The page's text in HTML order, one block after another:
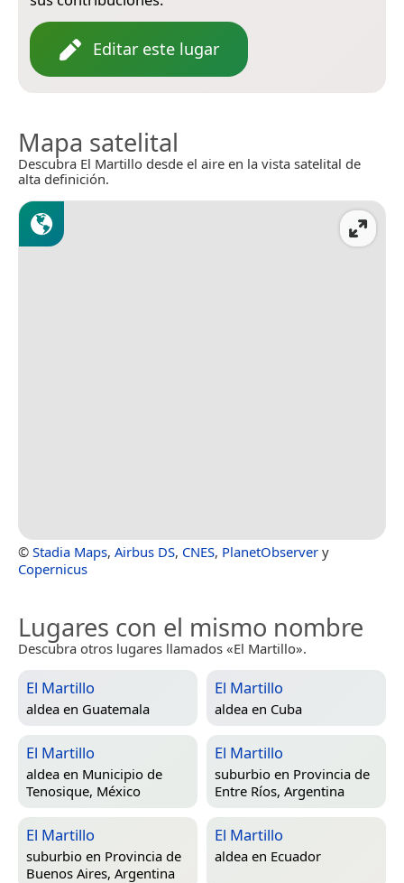
Editar este lugar
Mapa satelital
Descubra El Martillo desde el aire en la vista satelital de
alta definición.
© Stadia Maps, Airbus DS, CNES, PlanetObserver y
Copernicus
Lugares con el mismo nombre
Descubra otros lugares llamados «El Martillo».
El Martillo
aldea en Guatemala
El Martillo
aldea en Cuba
El Martillo
aldea en Municipio de
Tenosique, México
El Martillo
suburbio en Provincia de
Entre Ríos, Argentina
El Martillo
suburbio en Provincia de
Buenos Aires, Argentina
El Martillo
aldea en Ecuador